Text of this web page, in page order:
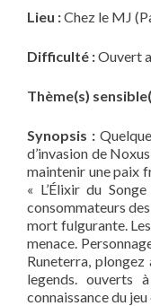
Lieu :Chez le MJ
Difficulté :Ouvert
Thème(s)
Synopsis :
d’invasion de
maintenir une paix
« L’Élixir du
consommateurs
mort fulgurante.
menace.
Runeterra, plongez
legends. ouverts
connaissance du